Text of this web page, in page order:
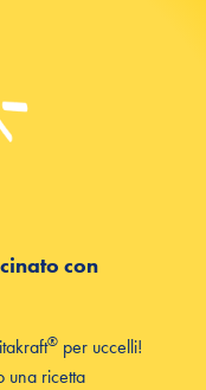
con
® per uccelli!
una ricetta